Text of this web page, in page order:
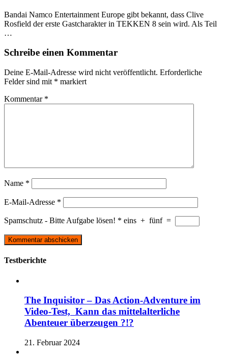
Bandai Namco Entertainment Europe gibt bekannt, dass Clive
Rosfield der erste Gastcharakter in TEKKEN 8 sein wird. Als Teil
…
Schreibe einen Kommentar
Deine E-Mail-Adresse wird nicht veröffentlicht. Erforderliche
Felder sind mit * markiert
Kommentar *
Name *
E-Mail-Adresse *
Spamschutz - Bitte Aufgabe lösen! * eins + fünf =
Testberichte
The Inquisitor – Das Action-Adventure im
Video-Test, Kann das mittelalterliche
Abenteuer überzeugen ?!?
21. Februar 2024